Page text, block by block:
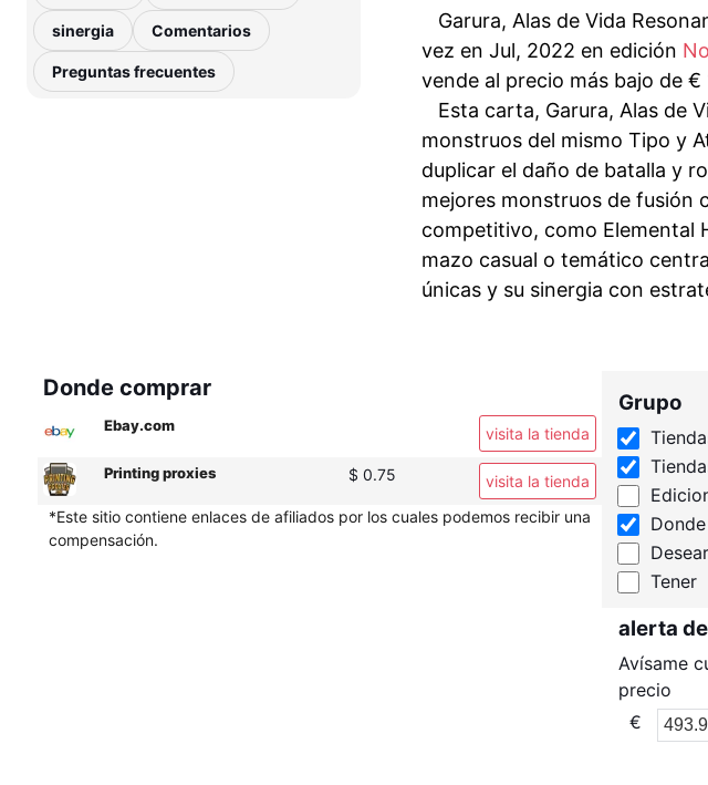
sinergia Comentarios
Preguntas frecuentes
Garura, Alas de Vida
vez en Jul, 2022 en edición
vende al precio más bajo de €
Esta carta, Garura, Alas de
monstruos del mismo Tipo y
duplicar el daño de batalla y
mejores monstruos de fusión
competitivo, como Elemental
mazo casual o temático
únicas y su sinergia con
Donde comprar
Ebay.com visita la tienda
Printing proxies $ 0.75
visita la tienda
*Este sitio contiene enlaces de afiliados por los cuales podemos recibir una
compensación.
Grupo
Desear
Tener
alerta
Avísame
precio
€